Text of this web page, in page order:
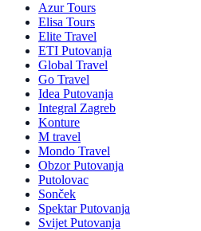
Azur Tours
Elisa Tours
Elite Travel
ETI Putovanja
Global Travel
Go Travel
Idea Putovanja
Integral Zagreb
Konture
M travel
Mondo Travel
Obzor Putovanja
Putolovac
Sonček
Spektar Putovanja
Svijet Putovanja